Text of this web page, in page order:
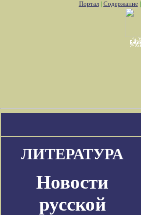
Портал| Содержание|
ЛИТЕРАТУРА
Новости
русской